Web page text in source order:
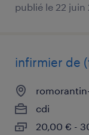
publié le 22 juin
infirmier de
cdi
20,00 € -